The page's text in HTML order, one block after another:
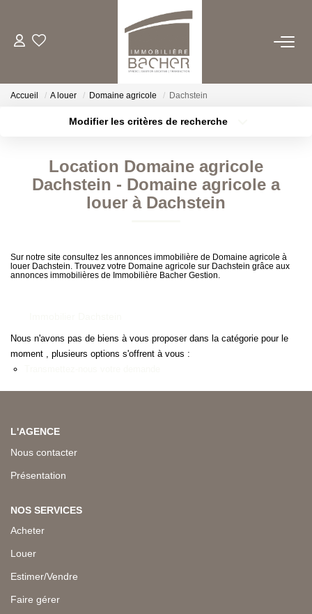
ACHETER
FAIRE GERER
CONTACT
Accueil A louer Domaine agricole Dachstein
Modifier les critères de recherche
Sélectionnez...
Type de bien
Surface min
Location Domaine agricole
Dachstein - Domaine agricole a
louer à Dachstein
Sur notre site consultez les annonces immobilière de Domaine agricole à
louer Dachstein. Trouvez votre Domaine agricole sur Dachstein grâce aux
annonces immobilières de Immobilière Bacher Gestion.
Nous n'avons pas de biens à vous proposer dans la catégorie pour le
moment , plusieurs options s'offrent à vous :
L'AGENCE
Nous contacter
Présentation
NOS SERVICES
Acheter
Louer
Estimer/Vendre
Faire gérer